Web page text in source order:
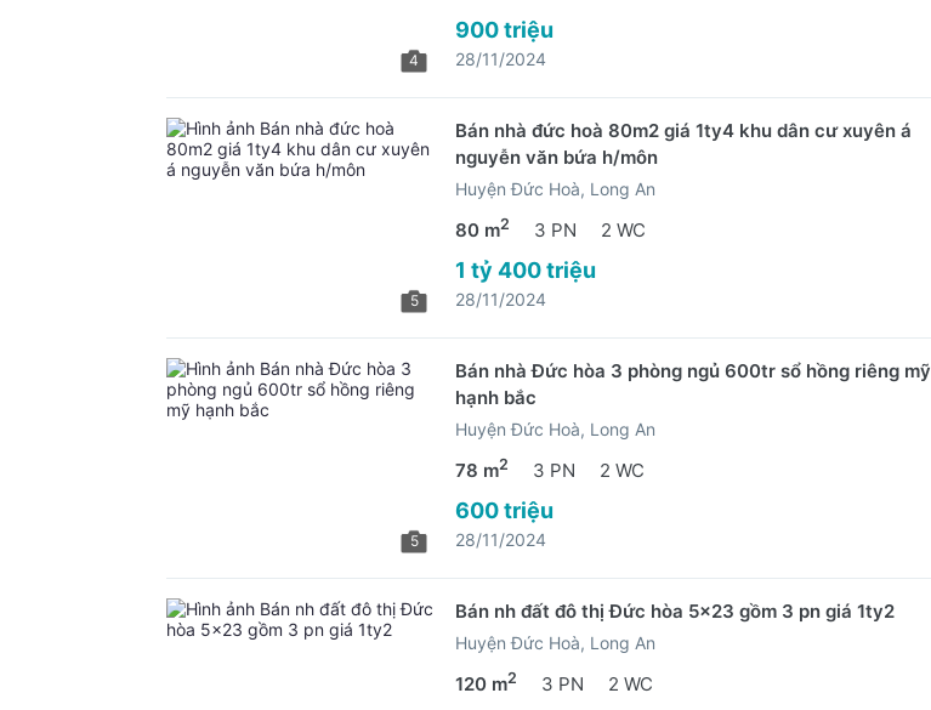
4
900 triệu
28/11/2024
5
Bán nhà đức hoà 80m2 giá 1ty4 khu dân cư xuyên á
nguyễn văn bứa h/môn
Huyện Đức Hoà, Long An
80 m2 3 PN 2 WC
1 tỷ 400 triệu
28/11/2024
5
Bán nhà Đức hòa 3 phòng ngủ 600tr sổ hồng riêng mỹ
hạnh bắc
Huyện Đức Hoà, Long An
78 m2 3 PN 2 WC
600 triệu
28/11/2024
Bán nh đất đô thị Đức hòa 5x23 gồm 3 pn giá 1ty2
Huyện Đức Hoà, Long An
120 m2 3 PN 2 WC